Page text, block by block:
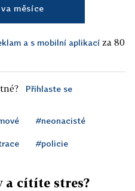
měsíce
a s mobilní aplikací za 80
Přihlaste se
#neonacisté
#policie
a cítíte stres?